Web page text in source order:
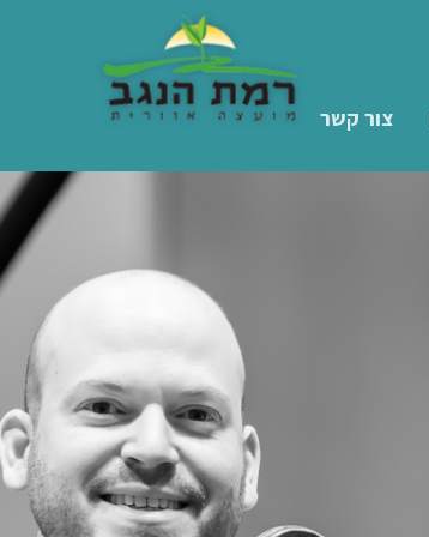
צור קשר